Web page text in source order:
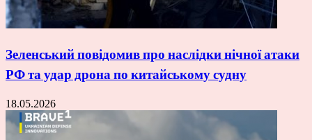
Зеленський повідомив про наслідки нічної атаки
РФ та удар дрона по китайському судну
18.05.2026